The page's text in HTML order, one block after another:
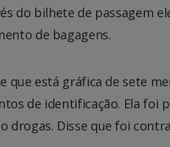
do bilhete de passagem
de bagagens.
que está gráfica de sete
de identificação. Ela foi
drogas. Disse que foi